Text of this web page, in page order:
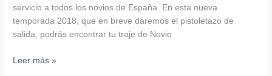
servicio a todos los novios de España. En esta nueva
temporada 2018, que en breve daremos el pistoletazo de
salida, podrás encontrar tu traje de Novio
Leer más »